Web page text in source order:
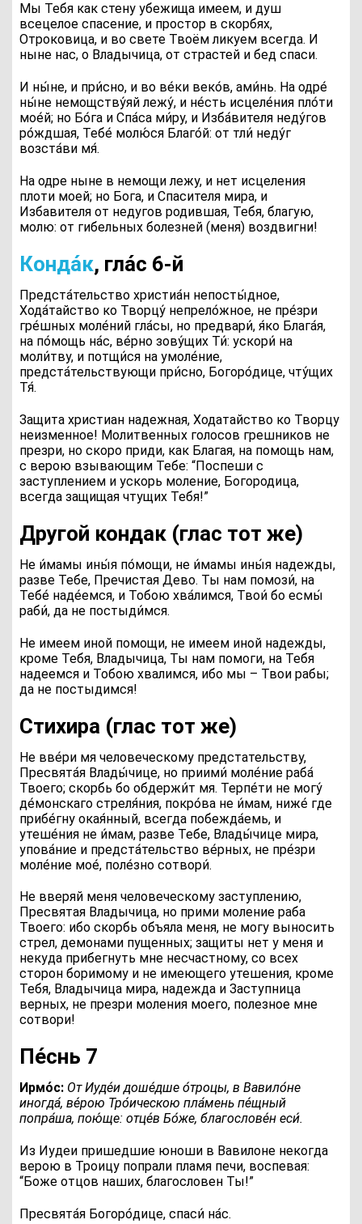
Мы Тебя как стену убежища имеем, и душ
всецелое спасение, и простор в скорбях,
Отроковица, и во свете Твоём ликуем всегда. И
ныне нас, о Владычица, от страстей и бед спаси.
И ны́не, и при́сно, и во ве́ки веко́в, ами́нь. На одре́
ны́не немощству́яй лежу́, и не́сть исцеле́ния пло́ти
мое́й; но Бо́га и Спа́са ми́ру, и Изба́вителя неду́гов
ро́ждшая, Тебе́ молю́ся Благо́й: от тли́ неду́г
возста́ви мя́.
На одре ныне в немощи лежу, и нет исцеления
плоти моей; но Бога, и Спасителя мира, и
Избавителя от недугов родившая, Тебя, благую,
молю: от гибельных болезней (меня) воздвигни!
Конда́к, гла́с 6‑й
Предста́тельство христиа́н непосты́дное,
Хода́тайство ко Творцу́ непрело́жное, не пре́зри
гре́шных моле́ний гла́сы, но предвари́, я́ко Блага́я,
на по́мощь на́с, ве́рно зову́щих Ти́: ускори́ на
моли́тву, и потщи́ся на умоле́ние,
предста́тельствующи при́сно, Богоро́дице, чту́щих
Тя́.
Защита христиан надежная, Ходатайство ко Творцу
неизменное! Молитвенных голосов грешников не
презри, но скоро приди, как Благая, на помощь нам,
с верою взывающим Тебе: “Поспеши с
заступлением и ускорь моление, Богородица,
всегда защищая чтущих Тебя!”
Другой кондак (глас тот же)
Не и́мамы ины́я по́мощи, не и́мамы ины́я надежды,
разве Тебе, Пречистая Дево. Ты нам помози́, на
Тебе́ наде́емся, и Тобою хва́лимся, Твои́ бо есмы́
раби́, да не постыди́мся.
Не имеем иной помощи, не имеем иной надежды,
кроме Тебя, Владычица, Ты нам помоги, на Тебя
надеемся и Тобою хвалимся, ибо мы – Твои рабы;
да не постыдимся!
Стихира (глас тот же)
Не вве́ри мя человеческому предстательству,
Пресвята́я Влады́чице, но приими́ моле́ние раба́
Твоего; скорбь бо обдержи́т мя. Терпе́ти не могу́
де́монскаго стреля́ния, покро́ва не и́мам, ниже́ где
прибе́гну окая́нный, всегда побежда́емь, и
утеше́ния не и́мам, разве Тебе, Влады́чице мира,
упова́ние и предста́тельство ве́рных, не пре́зри
моле́ние мое́, поле́зно сотвори́.
Не вверяй меня человеческому заступлению,
Пресвятая Владычица, но прими моление раба
Твоего: ибо скорбь объяла меня, не могу выносить
стрел, демонами пущенных; защиты нет у меня и
некуда прибегнуть мне несчастному, со всех
сторон боримому и не имеющего утешения, кроме
Тебя, Владычица мира, надежда и Заступница
верных, не презри моления моего, полезное мне
сотвори!
Пе́снь 7
Ирмо́с: От Иуде́и доше́дше о́троцы, в Вавило́не
иногда́, ве́рою Тро́ическою пла́мень пе́щный
попра́ша, пою́ще: отце́в Бо́же, благослове́н еси́.
Из Иудеи пришедшие юноши в Вавилоне некогда
верою в Троицу попрали пламя печи, воспевая:
“Боже отцов наших, благословен Ты!”
Пресвята́я Богоро́дице, спаси́ на́с.